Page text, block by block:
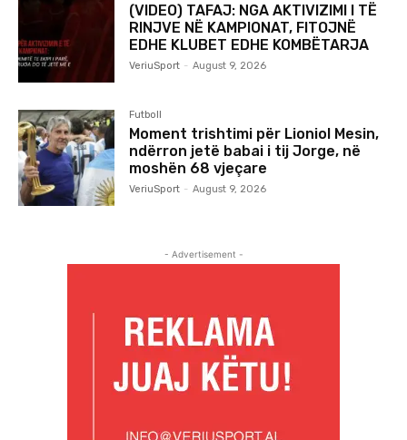
(VIDEO) TAFAJ: NGA AKTIVIZIMI I TË
RINJVE NË KAMPIONAT, FITOJNË
EDHE KLUBET EDHE KOMBËTARJA
VeriuSport - August 9, 2026
Futboll
Moment trishtimi për Lioniol Mesin,
ndërron jetë babai i tij Jorge, në
moshën 68 vjeçare
VeriuSport - August 9, 2026
- Advertisement -